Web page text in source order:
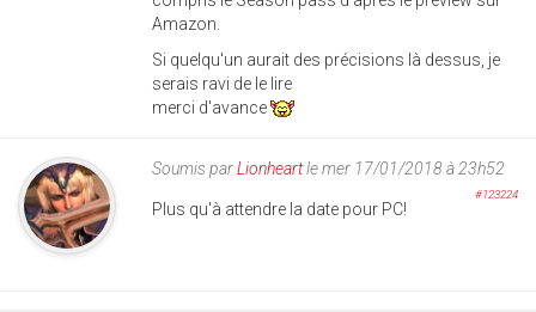
Amazon.
Si quelqu'un aurait des précisions là dessus, je
serais ravi de le lire
merci d'avance
Soumis parLionheartle mer 17/01/2018 à 23h52
#123224
Plus qu'à attendre la date pour PC!